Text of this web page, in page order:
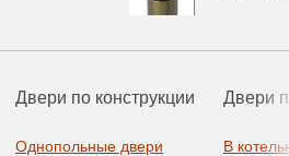
Двери по конструкции
Однопольные двери
Двери
В